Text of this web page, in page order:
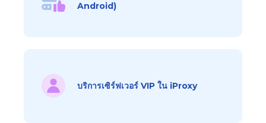
Android)
บริการเซิร์ฟเวอร์ VIP ใน iProxy